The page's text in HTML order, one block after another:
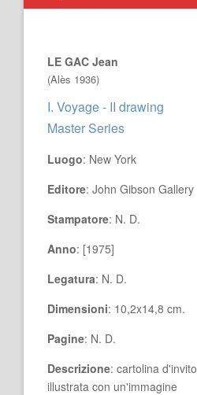
LE GAC Jean
(Alès 1936)
I. Voyage - II drawing
Master Series
Luogo: New York
Editore: John Gibson Gallery
Stampatore: N. D.
Anno: [1975]
Legatura: N. D.
Dimensioni: 10,2x14,8 cm.
Pagine: N. D.
Descrizione: cartolina d'invito
illustrata con un'immagine